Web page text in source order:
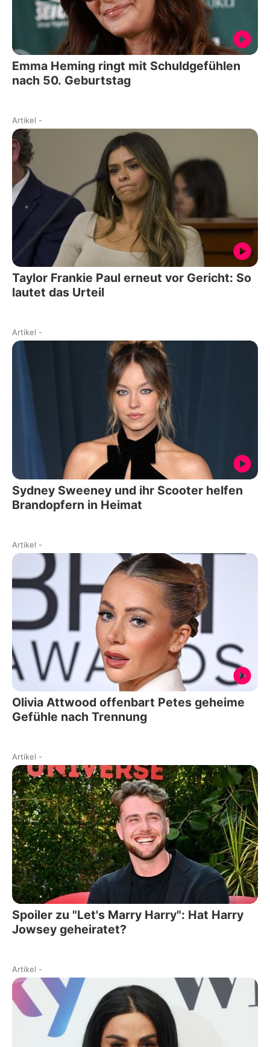
Emma Heming ringt mit Schuldgefühlen
nach 50. Geburtstag
Artikel -
Taylor Frankie Paul erneut vor Gericht: So
lautet das Urteil
Artikel -
Sydney Sweeney und ihr Scooter helfen
Brandopfern in Heimat
Artikel -
Olivia Attwood offenbart Petes geheime
Gefühle nach Trennung
Artikel -
Spoiler zu "Let's Marry Harry": Hat Harry
Jowsey geheiratet?
Artikel -